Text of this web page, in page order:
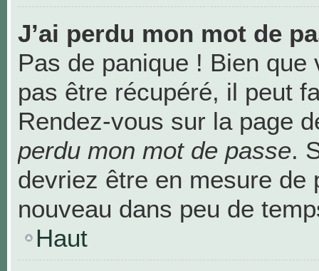
J’ai perdu mon mot de
Pas de panique ! Bien
pas être récupéré, il peut
Rendez-vous sur la page
perdu mon mot de passe.
devriez être en mesure de
nouveau dans peu de
Haut